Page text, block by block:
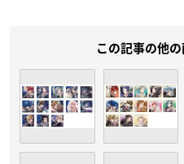
この記事の他の